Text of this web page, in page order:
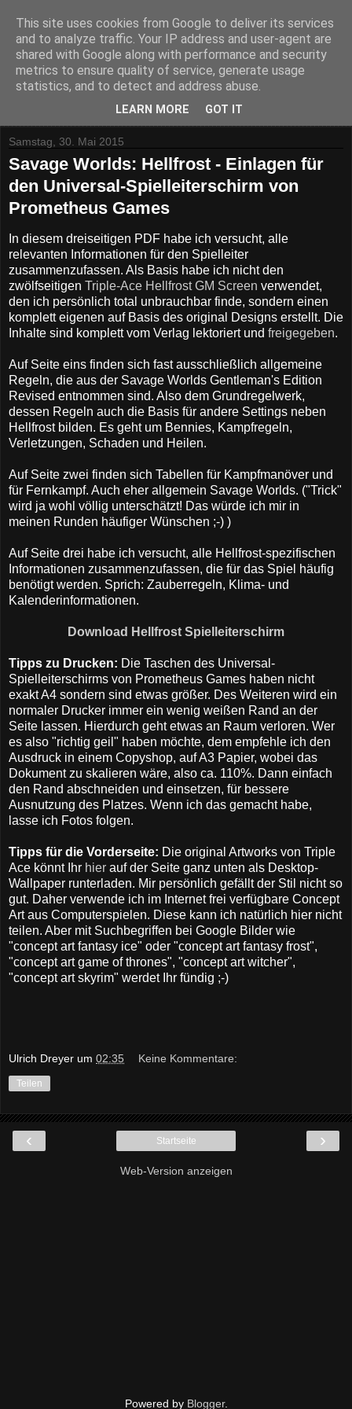
Samstag, 30. Mai 2015
Savage Worlds: Hellfrost - Einlagen für
den Universal-Spielleiterschirm von
Prometheus Games
In diesem dreiseitigen PDF habe ich versucht, alle
relevanten Informationen für den Spielleiter
zusammenzufassen. Als Basis habe ich nicht den
zwölfseitigen Triple-Ace Hellfrost GM Screen verwendet,
den ich persönlich total unbrauchbar finde, sondern einen
komplett eigenen auf Basis des original Designs erstellt. Die
Inhalte sind komplett vom Verlag lektoriert und freigegeben.
Auf Seite eins finden sich fast ausschließlich allgemeine
Regeln, die aus der Savage Worlds Gentleman's Edition
Revised entnommen sind. Also dem Grundregelwerk,
dessen Regeln auch die Basis für andere Settings neben
Hellfrost bilden. Es geht um Bennies, Kampfregeln,
Verletzungen, Schaden und Heilen.
Auf Seite zwei finden sich Tabellen für Kampfmanöver und
für Fernkampf. Auch eher allgemein Savage Worlds. ("Trick"
wird ja wohl völlig unterschätzt! Das würde ich mir in
meinen Runden häufiger Wünschen ;-) )
Auf Seite drei habe ich versucht, alle Hellfrost-spezifischen
Informationen zusammenzufassen, die für das Spiel häufig
benötigt werden. Sprich: Zauberregeln, Klima- und
Kalenderinformationen.
Download Hellfrost Spielleiterschirm
Tipps zu Drucken: Die Taschen des Universal-
Spielleiterschirms von Prometheus Games haben nicht
exakt A4 sondern sind etwas größer. Des Weiteren wird ein
normaler Drucker immer ein wenig weißen Rand an der
Seite lassen. Hierdurch geht etwas an Raum verloren. Wer
es also "richtig geil" haben möchte, dem empfehle ich den
Ausdruck in einem Copyshop, auf A3 Papier, wobei das
Dokument zu skalieren wäre, also ca. 110%. Dann einfach
den Rand abschneiden und einsetzen, für bessere
Ausnutzung des Platzes. Wenn ich das gemacht habe,
lasse ich Fotos folgen.
Tipps für die Vorderseite: Die original Artworks von Triple
Ace könnt Ihr hier auf der Seite ganz unten als Desktop-
Wallpaper runterladen. Mir persönlich gefällt der Stil nicht so
gut. Daher verwende ich im Internet frei verfügbare Concept
Art aus Computerspielen. Diese kann ich natürlich hier nicht
teilen. Aber mit Suchbegriffen bei Google Bilder wie
"concept art fantasy ice" oder "concept art fantasy frost",
"concept art game of thrones", "concept art witcher",
"concept art skyrim" werdet Ihr fündig ;-)
Ulrich Dreyer um 02:35 Keine Kommentare:
Teilen
‹ ›
Startseite
Web-Version anzeigen
Powered by Blogger.
This site uses cookies from Google to deliver its services
and to analyze traffic. Your IP address and user-agent are
shared with Google along with performance and security
metrics to ensure quality of service, generate usage
statistics, and to detect and address abuse.
LEARN MORE GOT IT